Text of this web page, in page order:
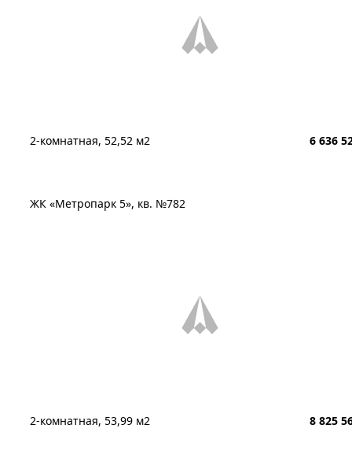
2-комнатная, 52,52 м2 6 636
ЖК «Метропарк 5», кв. №782
2-комнатная, 53,99 м2 8 825